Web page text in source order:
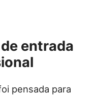
entrada
pensada para